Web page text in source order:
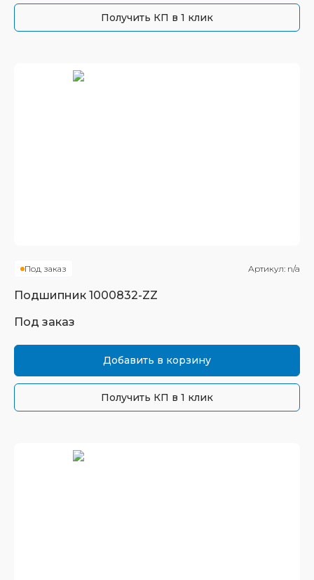
Получить КП в 1 клик
Под заказ Артикул: n/a
Подшипник 1000832-ZZ
Под заказ
Добавить в корзину
Получить КП в 1 клик